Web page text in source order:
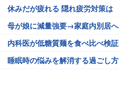
休みだが疲れる 隠れ疲労対策は
母が娘に減量強要→家庭内別居へ
内科医が低糖質麺を食べ比べ検証
睡眠時の悩みを解消する過ごし方